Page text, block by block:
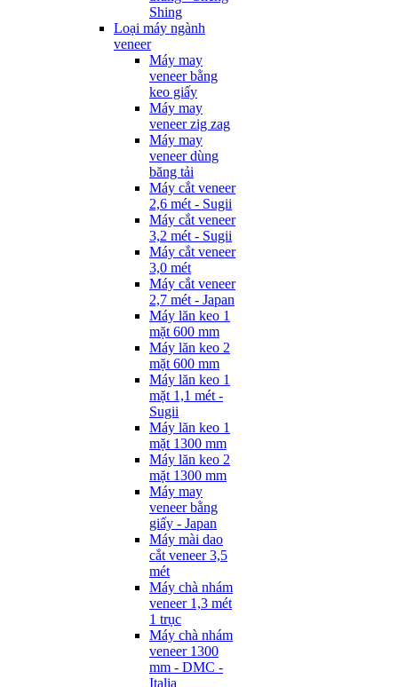
Shing
Loại máy ngành
veneer
Máy may
veneer bằng
keo giấy
Máy may
veneer zig zag
Máy may
veneer dùng
băng tải
Máy cắt veneer
2,6 mét - Sugii
Máy cắt veneer
3,2 mét - Sugii
Máy cắt veneer
3,0 mét
Máy cắt veneer
2,7 mét - Japan
Máy lăn keo 1
mặt 600 mm
Máy lăn keo 2
mặt 600 mm
Máy lăn keo 1
mặt 1,1 mét -
Sugii
Máy lăn keo 1
mặt 1300 mm
Máy lăn keo 2
mặt 1300 mm
Máy may
veneer bằng
giấy - Japan
Máy mài dao
cắt veneer 3,5
mét
Máy chà nhám
veneer 1,3 mét
1 trục
Máy chà nhám
veneer 1300
mm - DMC -
Italia